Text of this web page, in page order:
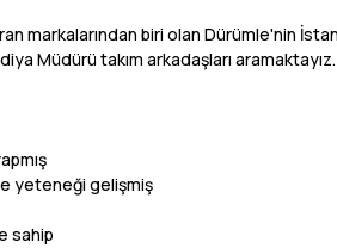
markalarından biri olan Dürümle'nin
Müdürü takım arkadaşları aramaktayız.
yeteneği gelişmiş
sahip